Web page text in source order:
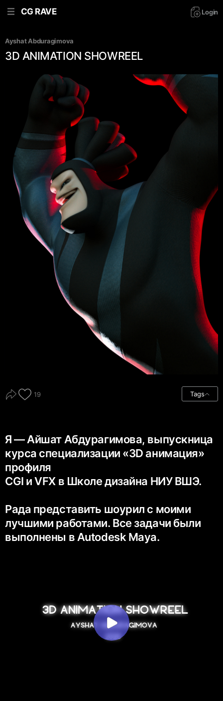
CG RAVE Login
Ayshat Abduragimova
3D ANIMATION SHOWREEL
19 Tags
Я — Айшат Абдурагимова, выпускница
курса специализации «3D анимация»
профиля
CGI и VFX в Школе дизайна НИУ ВШЭ.
Рада представить шоурил с моими
лучшими работами. Все задачи были
выполнены в Autodesk Maya.